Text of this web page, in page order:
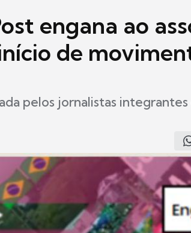
engana ao
de
pelos jornalistas